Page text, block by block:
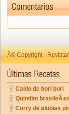
Â© Copyright -
Caldo de bori bori
Quindim brasileÃ±o
Curry de alubias